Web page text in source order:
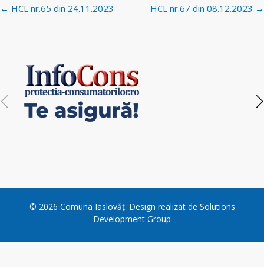
Post
← HCL nr.65 din 24.11.2023 HCL nr.67 din 08.12.2023 →
© 2026 Comuna Iaslovăț. Design realizat de Solutions
Development Group